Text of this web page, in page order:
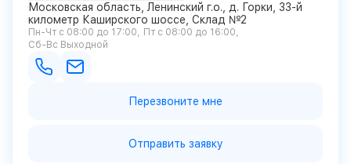
Московская область, Ленинский г.о., д. Горки, 33-й
километр Каширского шоссе, Склад №2
Пн-Чт с 08:00 до 17:00
Пт с 08:00 до 16:00
Сб-Вс Выходной
Перезвоните мне
Отправить заявку